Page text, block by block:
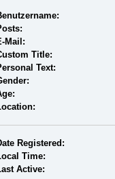
Mail:
Title:
Text:
Registered:
Time:
Active: